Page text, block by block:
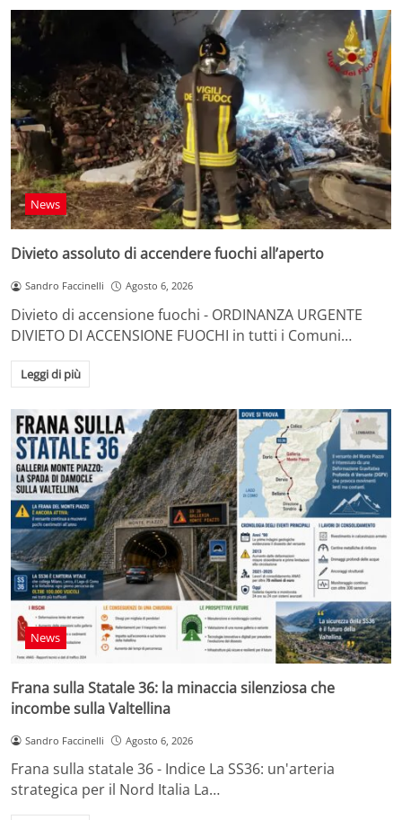
News
Divieto assoluto di accendere fuochi all’aperto
Sandro Faccinelli Agosto 6, 2026
Divieto di accensione fuochi - ORDINANZA URGENTE
DIVIETO DI ACCENSIONE FUOCHI in tutti i Comuni…
Leggi di più
News
Frana sulla Statale 36: la minaccia silenziosa che
incombe sulla Valtellina
Sandro Faccinelli Agosto 6, 2026
Frana sulla statale 36 - Indice La SS36: un'arteria
strategica per il Nord Italia La…